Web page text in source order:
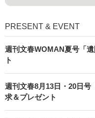
PRESENT & EVENT
週刊文春WOMAN夏号「
ト
週刊文春8月13日・20日号
求＆プレゼント